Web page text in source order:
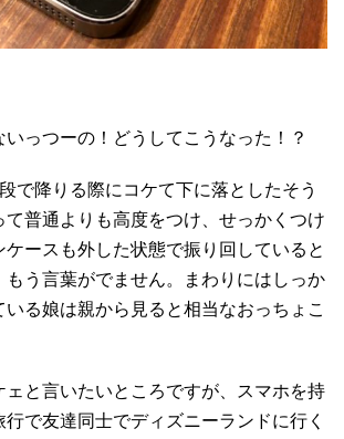
っつーの！どうしてこうなった！？
で降りる際にコケて下に落としたそう
て普通よりも高度をつけ、せっかくつけ
ースも外した状態で振り回していると
もう言葉がでません。まわりにはしっか
いる娘は親から見ると相当なおっちょこ
ェと言いたいところですが、スマホを持
で友達同士でディズニーランドに行く